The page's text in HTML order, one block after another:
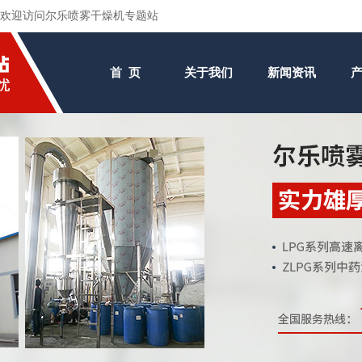
欢迎访问尔乐喷雾干燥机专题站
首 页 关于我们 新闻资讯